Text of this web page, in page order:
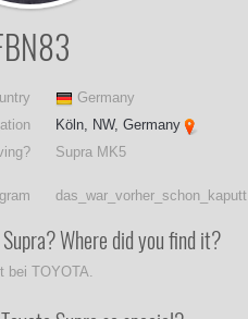
Germany
Köln, NW, Germany
Supra MK5
das_war_vorher_schon_kaputt
Where did you find it?
bei TOYOTA.